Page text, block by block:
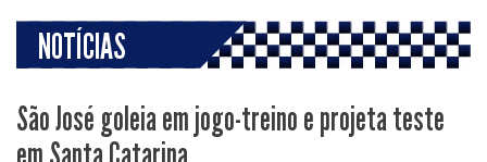
NOTÍCIAS
São José goleia em jogo-treino e projeta teste